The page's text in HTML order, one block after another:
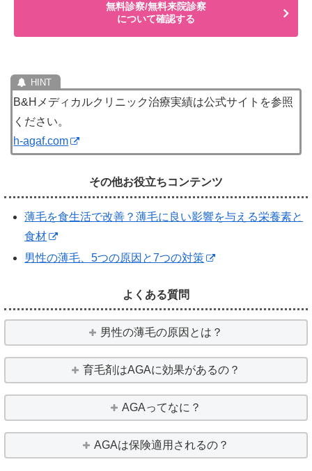
無料診察/無料来院診察
について確認する
B&Hメディカルクリニック治療実績は公式サイトを参照
ください。
h-agaf.com
その他お役立ちコンテンツ
薄毛を食生活で改善？薄毛に良い影響を与える栄養素と
食材
男性の薄毛、5つの原因と7つの対策
よくある質問
男性の薄毛の原因とは？
育毛剤はAGAに効果があるの？
AGAってなに？
AGAは保険適用されるの？